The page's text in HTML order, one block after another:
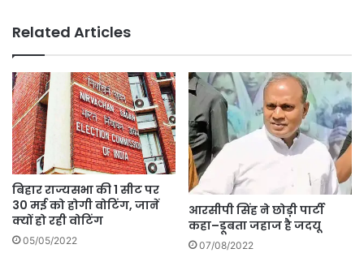
Related Articles
बिहार राज्यसभा की 1 सीट पर
30 मई को होगी वोटिंग, जानें
क्यों हो रही वोटिंग
05/05/2022
आरसीपी सिंह ने छोड़़ी पार्टी
कहा–डू़बता जहाज है जदयू
07/08/2022